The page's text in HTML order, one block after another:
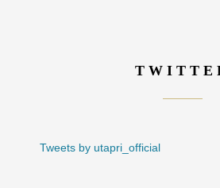
Tweets by utapri_official